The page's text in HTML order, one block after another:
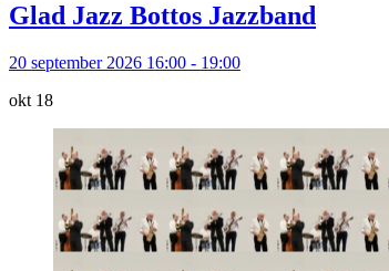
Glad Jazz Bottos Jazzband
20 september 2026 16:00 - 19:00
okt 18